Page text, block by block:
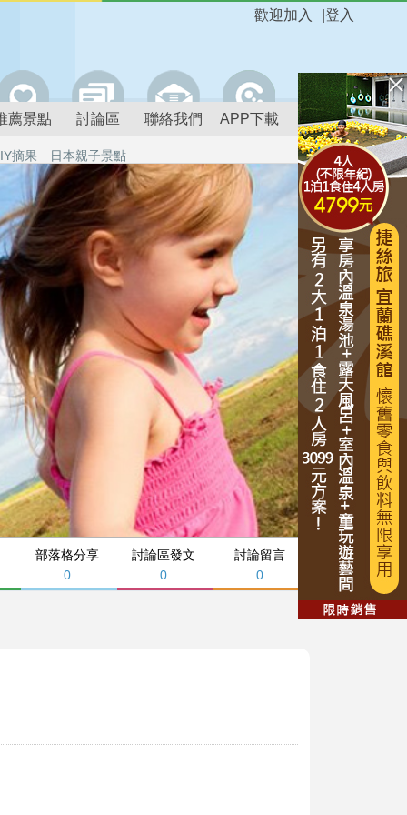
登入
歡迎加入
薦景點 討論區 聯絡我們 APP下載
摘果 日本親子景點
部落格分享
0
討論區發文
0
討論留言
0